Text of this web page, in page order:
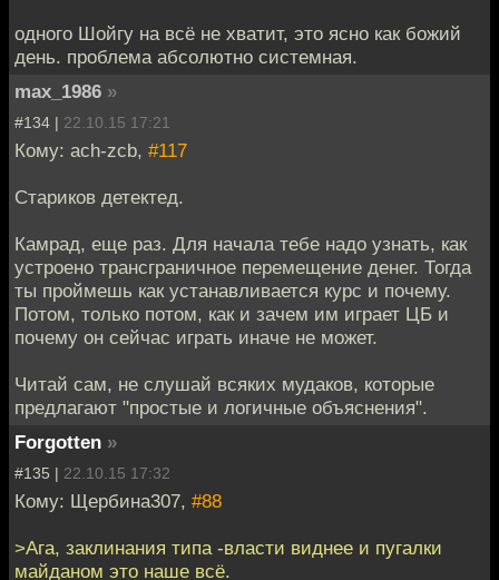
одного Шойгу на всё не хватит, это ясно как божий
день. проблема абсолютно системная.
max_1986 »
#134 | 22.10.15 17:21
Кому: ach-zcb, #117
Стариков детектед.
Камрад, еще раз. Для начала тебе надо узнать, как
устроено трансграничное перемещение денег. Тогда
ты проймешь как устанавливается курс и почему.
Потом, только потом, как и зачем им играет ЦБ и
почему он сейчас играть иначе не может.
Читай сам, не слушай всяких мудаков, которые
предлагают "простые и логичные объяснения".
Forgotten »
#135 | 22.10.15 17:32
Кому: Щербина307, #88
>Ага, заклинания типа -власти виднее и пугалки
майданом это наше всё.